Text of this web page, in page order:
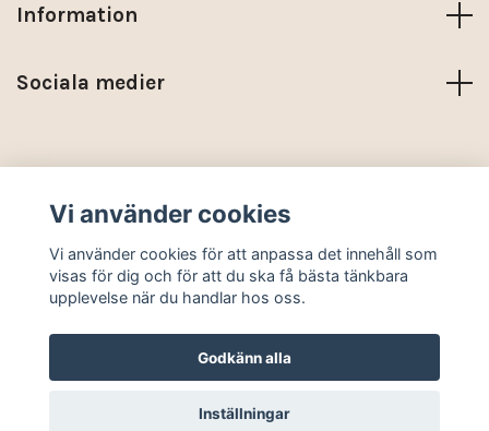
Information
Sociala medier
Vi använder cookies
Vi använder cookies för att anpassa det innehåll som
visas för dig och för att du ska få bästa tänkbara
upplevelse när du handlar hos oss.
Godkänn alla
Inställningar